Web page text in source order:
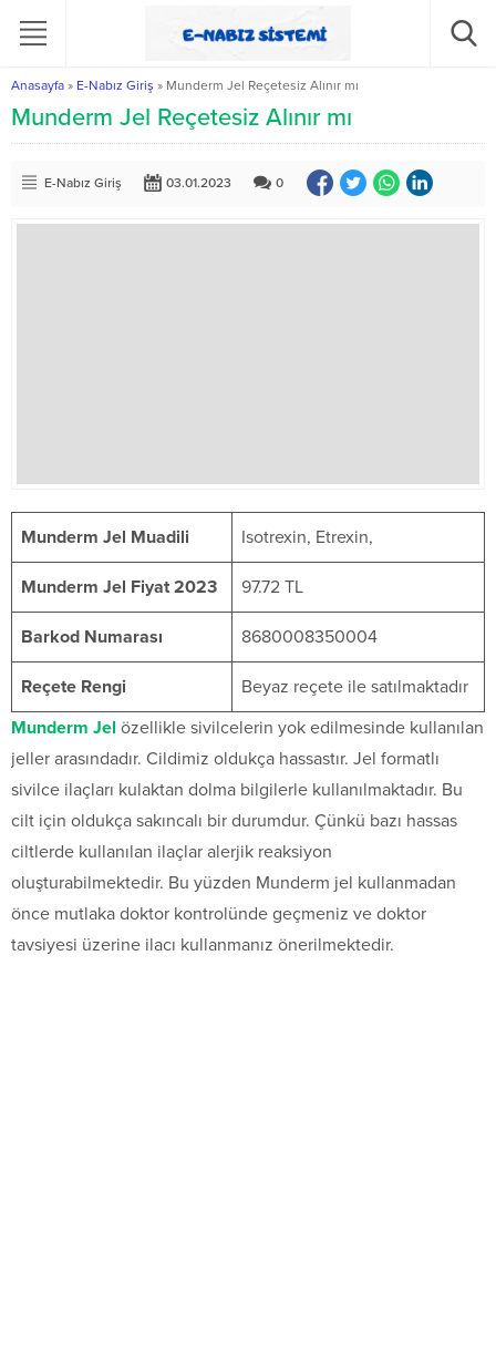
Anasayfa » E-Nabız Giriş » Munderm Jel Reçetesiz Alınır mı
Munderm Jel Reçetesiz Alınır mı
E-Nabız Giriş 03.01.2023 0
Munderm Jel Muadili Isotrexin, Etrexin,
Munderm Jel Fiyat 2023 97.72 TL
Barkod Numarası 8680008350004
Reçete Rengi
Beyaz reçete ile satılmaktadır
Munderm Jel özellikle sivilcelerin yok edilmesinde kullanılan
jeller arasındadır. Cildimiz oldukça hassastır. Jel formatlı
sivilce ilaçları kulaktan dolma bilgilerle kullanılmaktadır. Bu
cilt için oldukça sakıncalı bir durumdur. Çünkü bazı hassas
ciltlerde kullanılan ilaçlar alerjik reaksiyon
oluşturabilmektedir. Bu yüzden Munderm jel kullanmadan
önce mutlaka doktor kontrolünde geçmeniz ve doktor
tavsiyesi üzerine ilacı kullanmanız önerilmektedir.